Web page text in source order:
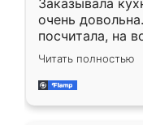
Заказывала
очень
посчитала, на
Замерщик
делу со всей
за день, ребята
Читать полностью